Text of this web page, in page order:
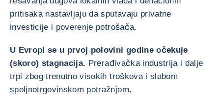
pritisaka nastavljaju da sputavaju privatne
investicije i poverenje potrošača.
U Evropi se u prvoj polovini godine očekuje
(skoro) stagnacija. Prerađivačka industrija i dalje
trpi zbog trenutno visokih troškova i slabom
spoljnotrgovinskom potražnjom.